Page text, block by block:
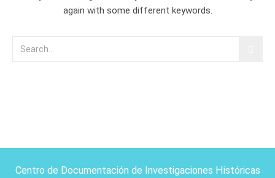
again with some different keywords.
Centro de Documentación de Investigaciones Históricas